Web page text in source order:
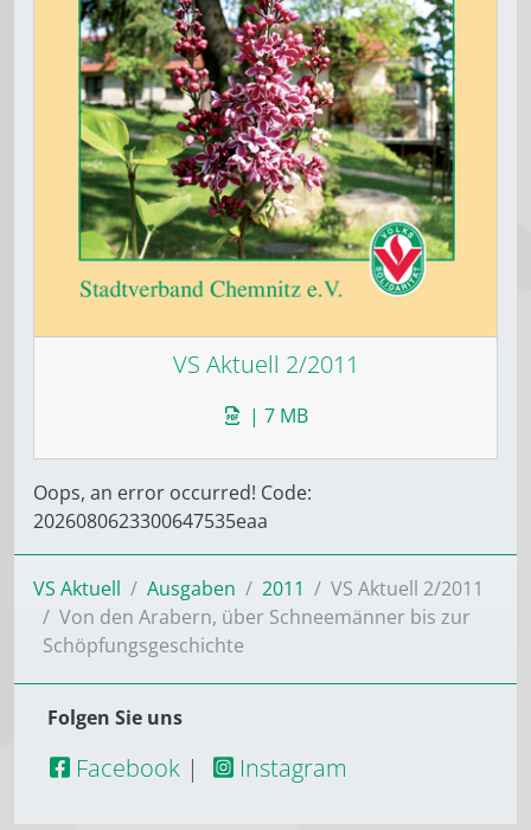
VS Aktuell 2/2011
| 7 MB
Oops, an error occurred! Code:
2026080623300647535eaa
VS Aktuell Ausgaben 2011
VS Aktuell 2/2011
Von den Arabern, über Schneemänner bis zur
Schöpfungsgeschichte
Folgen Sie uns
Facebook | Instagram